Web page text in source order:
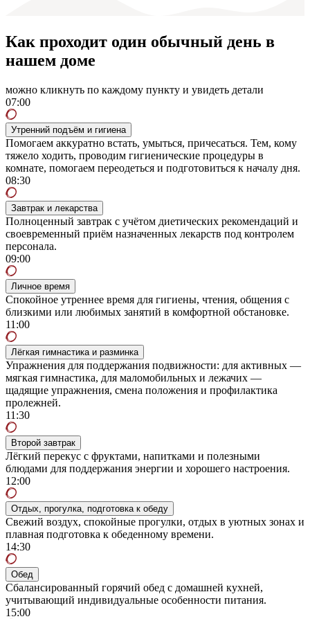
Как проходит один обычный день в
нашем доме
можно кликнуть по каждому пункту и увидеть детали
07:00
Утренний подъём и гигиена
Помогаем аккуратно встать, умыться, причесаться. Тем, кому
тяжело ходить, проводим гигиенические процедуры в
комнате, помогаем переодеться и подготовиться к началу дня.
08:30
Завтрак и лекарства
Полноценный завтрак с учётом диетических рекомендаций и
своевременный приём назначенных лекарств под контролем
персонала.
09:00
Личное время
Спокойное утреннее время для гигиены, чтения, общения с
близкими или любимых занятий в комфортной обстановке.
11:00
Лёгкая гимнастика и разминка
Упражнения для поддержания подвижности: для активных —
мягкая гимнастика, для маломобильных и лежачих —
щадящие упражнения, смена положения и профилактика
пролежней.
11:30
Второй завтрак
Лёгкий перекус с фруктами, напитками и полезными
блюдами для поддержания энергии и хорошего настроения.
12:00
Отдых, прогулка, подготовка к обеду
Свежий воздух, спокойные прогулки, отдых в уютных зонах и
плавная подготовка к обеденному времени.
14:30
Обед
Сбалансированный горячий обед с домашней кухней,
учитывающий индивидуальные особенности питания.
15:00